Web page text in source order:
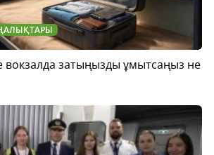
затыңызды ұмытсаңыз не